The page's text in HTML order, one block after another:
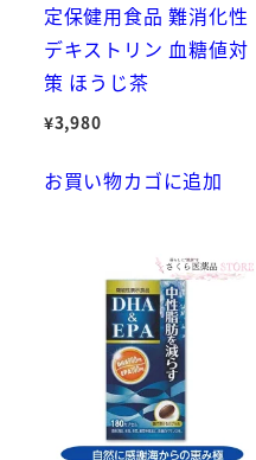
定保健用食品 難消化性
デキストリン 血糖値対
策 ほうじ茶
¥3,980
お買い物カゴに追加